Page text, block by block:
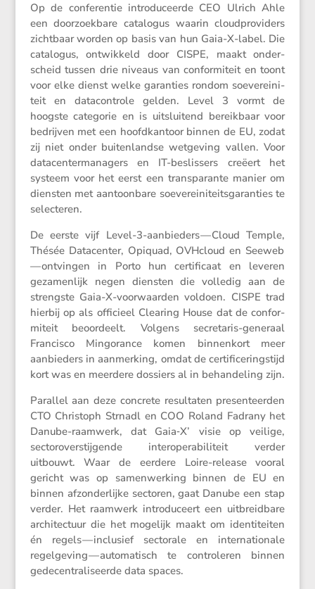
Op de confe­rentie intro­du­ceerde CEO Ulrich Ahle
een doorzoek­bare catalogus waarin cloud­pro­vi­ders
zicht­baar worden op basis van hun Gaia-X-label. Die
catalogus, ontwik­keld door CISPE, maakt onder­
scheid tussen drie niveaus van confor­mi­teit en toont
voor elke dienst welke garan­ties rondom soeve­rei­ni­
teit en datacon­trole gelden. Level 3 vormt de
hoogste categorie en is uitslui­tend bereik­baar voor
bedrijven met een hoofd­kan­toor binnen de EU, zodat
zij niet onder buiten­landse wetge­ving vallen. Voor
datacenter­managers en IT-beslis­sers creëert het
systeem voor het eerst een trans­pa­rante manier om
diensten met aantoon­bare soeve­rei­ni­teits­ga­ran­ties te
selecteren.
De eerste vijf Level-3-aanbie­ders — Cloud Temple,
Thésée Datacenter, Opiquad, OVHcloud en Seeweb
— ontvingen in Porto hun certi­fi­caat en leveren
gezamen­lijk negen diensten die volledig aan de
strengste Gaia-X-voorwaarden voldoen. CISPE trad
hierbij op als officieel Clearing House dat de confor­
mi­teit beoor­deelt. Volgens secre­taris-generaal
Francisco Mingo­rance komen binnen­kort meer
aanbie­ders in aanmer­king, omdat de certi­fi­ce­rings­tijd
kort was en meerdere dossiers al in behan­de­ling zijn.
Parallel aan deze concrete resul­taten presen­teerden
CTO Chris­toph Strnadl en COO Roland Fadrany het
Danube-raamwerk, dat Gaia‑X’ visie op veilige,
sector­over­stij­gende inter­o­pe­ra­bi­li­teit verder
uitbouwt. Waar de eerdere Loire-release vooral
gericht was op samen­wer­king binnen de EU en
binnen afzon­der­lijke sectoren, gaat Danube een stap
verder. Het raamwerk intro­du­ceert een uitbreid­bare
archi­tec­tuur die het mogelijk maakt om identi­teiten
én regels — inclu­sief secto­rale en inter­na­ti­o­nale
regel­ge­ving — automa­tisch te contro­leren binnen
gedecen­tra­li­seerde data spaces.